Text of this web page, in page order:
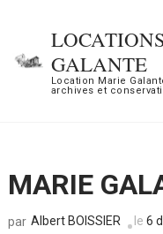
contenu
GALANTE
Location Marie
archives et
MARIE
par Albert BOISSIER le 6